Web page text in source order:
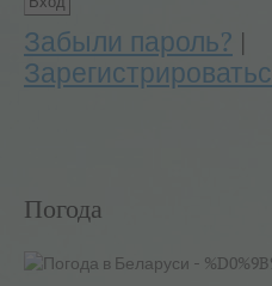
Забыли пароль? |
Погода